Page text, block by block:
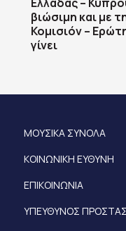
βιώσιμη και με
Κομισιόν –
γίνει
ΜΟΥΣΙΚΑ ΣΥΝΟΛΑ
ΚΟΙΝΩΝΙΚΗ ΕΥΘΥΝΗ
ΕΠΙΚΟΙΝΩΝΙΑ
ΥΠΕΥΘΥΝΟΣ